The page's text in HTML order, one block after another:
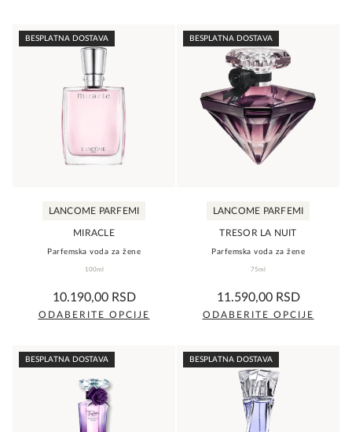
proizvod
ima
više
varijanti.
Opcije
mogu
biti
stranici
proizvoda.
proizvod
ima
više
varijanti.
Opcije
mogu
biti
stranici
proizvoda.
BESPLATNA DOSTAVA
LANCOME PARFEMI
MIRACLE
Parfemska voda za žene
100ml
0,0
rating
10.190,00 RSD
ODABERITE OPCIJE
proizvod
ima
više
varijanti.
BESPLATNA DOSTAVA
LANCOME PARFEMI
TRESOR LA NUIT
Parfemska voda za žene
75ml
0,0
rating
11.590,00 RSD
ODABERITE OPCIJE
proizvod
ima
više
varijanti.
BESPLATNA DOSTAVA BESPLATNA DOSTAVA